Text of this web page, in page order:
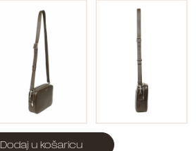
Dodaj u košaricu